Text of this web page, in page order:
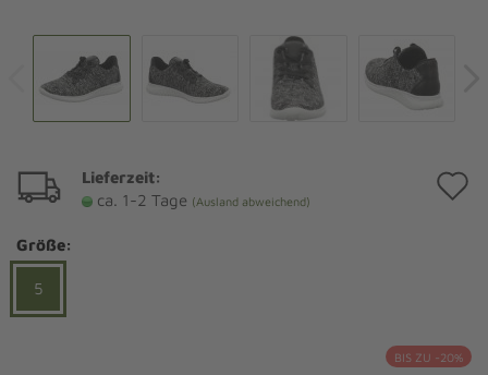
Lieferzeit:
ca. 1-2 Tage (Ausland abweichend)
Größe:
5
BIS ZU -20%